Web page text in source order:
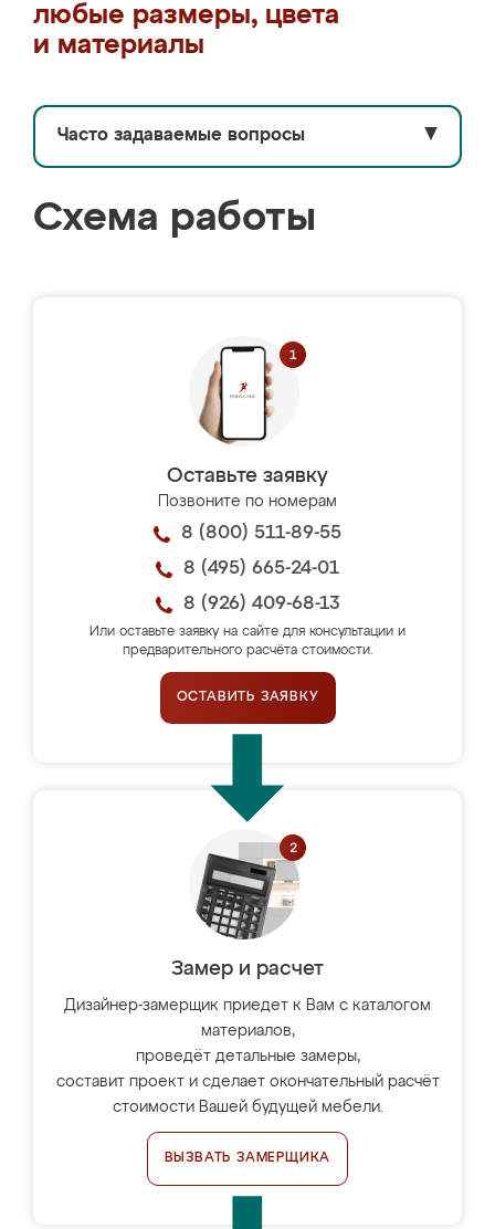
любые размеры, цвета
и материалы
Часто задаваемые вопросы ▼
Схема работы
Оставьте заявку
Позвоните по номерам
8 (800) 511-89-55
8 (495) 665-24-01
8 (926) 409-68-13
Или оставьте заявку на сайте для консультации и
предварительного расчёта стоимости.
ОСТАВИТЬ ЗАЯВКУ
Замер и расчет
Дизайнер-замерщик приедет к Вам с каталогом
материалов,
проведёт детальные замеры,
составит проект и сделает окончательный расчёт
стоимости Вашей будущей мебели.
ВЫЗВАТЬ ЗАМЕРЩИКА